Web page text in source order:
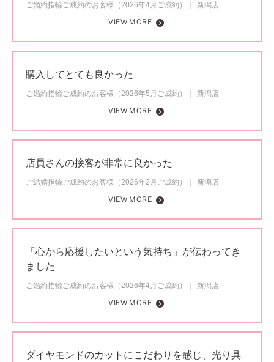
ご婚約指輪ご成約のお客様（2026年4月ご成約）
新潟店
VIEW MORE
購入してとても良かった
ご婚約指輪ご成約のお客様（2026年5月ご成約）
新潟店
VIEW MORE
店員さんの接客が非常に良かった
ご結婚指輪ご成約のお客様（2026年2月ご成約）
新潟店
VIEW MORE
「心から応援したいという気持ち」が伝わってき
ました
ご婚約指輪ご成約のお客様（2026年4月ご成約）
新潟店
VIEW MORE
ダイヤモンドのカットにこだわりを感じ、光り具